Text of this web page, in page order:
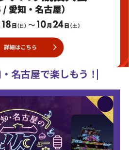
名古屋で楽しもう！